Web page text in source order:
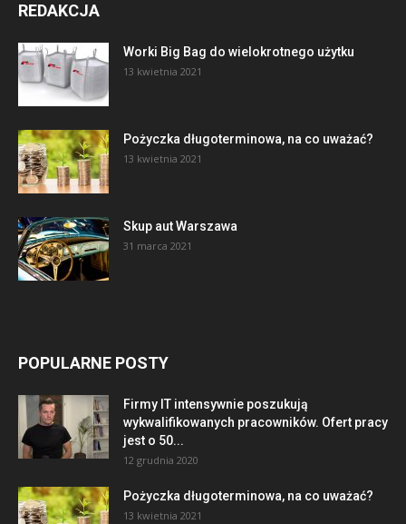
REDAKCJA
Worki Big Bag do wielokrotnego użytku
13 kwietnia 2021
Pożyczka długoterminowa, na co uważać?
13 kwietnia 2021
Skup aut Warszawa
31 marca 2021
POPULARNE POSTY
Firmy IT intensywnie poszukują
wykwalifikowanych pracowników. Ofert pracy
jest o 50...
12 grudnia 2020
Pożyczka długoterminowa, na co uważać?
13 kwietnia 2021